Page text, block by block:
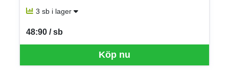
3 sb i lager
Köp nu
48:90 / sb
SEK per SB